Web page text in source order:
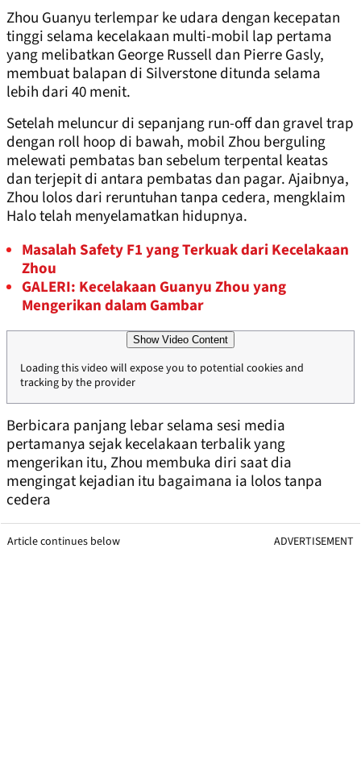
Zhou Guanyu terlempar ke udara dengan kecepatan
tinggi selama kecelakaan multi-mobil lap pertama
yang melibatkan George Russell dan Pierre Gasly,
membuat balapan di Silverstone ditunda selama
lebih dari 40 menit.
Setelah meluncur di sepanjang run-off dan gravel trap
dengan roll hoop di bawah, mobil Zhou berguling
melewati pembatas ban sebelum terpental keatas
dan terjepit di antara pembatas dan pagar. Ajaibnya,
Zhou lolos dari reruntuhan tanpa cedera, mengklaim
Halo telah menyelamatkan hidupnya.
Masalah Safety F1 yang Terkuak dari Kecelakaan
Zhou
GALERI: Kecelakaan Guanyu Zhou yang
Mengerikan dalam Gambar
Show Video Content
Loading this video will expose you to potential cookies and
tracking by the provider
Berbicara panjang lebar selama sesi media
pertamanya sejak kecelakaan terbalik yang
mengerikan itu, Zhou membuka diri saat dia
mengingat kejadian itu bagaimana ia lolos tanpa
cedera
Article continues below ADVERTISEMENT